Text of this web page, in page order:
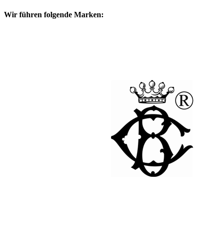
Wir führen folgende Marken: